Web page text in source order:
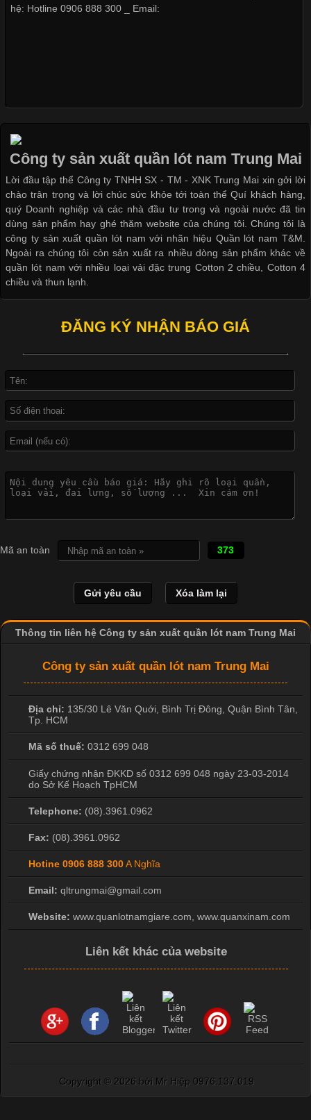
Các Form Áo Thun Phổ Biến Hiện Nay Và Xu Hướng Trong
Ngành May Mặc Áo thun là một trong những trang phục quen
thuộc và được sử dụng phổ biến nhất hiện nay. Không chỉ đa
dạng về màu sắc hay chất liệu, áo thun còn có nhiều form dáng
khác nhau để phù hợp với từng phong cách thời trang và nhu
cầu
Khám Phá Áo Phông Trang Phục Phổ Biến Nhất Hiện Nay
Áo phông là một trong những trang phục phổ biến nhất trong
Không chỉ xuất hiện trong thời trang thường ngày, áo phông còn
được ứng dụng rộng rãi trong ngành sản xuất may mặc, đặc
biệt là các sản phẩm từ vải thun. Hiện nay,
Đại
Cập nhật 2026-04-21 15:41:03
In Chuyển Nhiệt Là Gì? Công Nghệ In Hiện Đại Trong Ngành
May Mặc Trong ngành in ấn và thời trang, in chuyển nhiệt đang
hình ảnh sắc nét và bền màu. Đặc biệt, kỹ thuật này được ứng
dụng rộng rãi trong sản xuất áo thun, đồ thể thao
hệ: Hotline 0906 888 300 _ Email:
Công ty sản xuất quần lót nam Trung Mai
Lời đầu tập thể Công ty TNHH SX - TM - XNK Trung Mai xin gởi lời
chào trân trọng và lời chúc sức khỏe tới toàn thể Quí khách hàng,
quý Doanh nghiệp và các nhà đầu tư trong và ngoài nước đã tin
dùng sản phẩm hay ghé thăm website của chúng tôi. Chúng tôi là
công ty sản xuất quần lót nam với nhãn hiệu Quần lót nam T&M.
Ngoài ra chúng tôi còn sản xuất ra nhiều dòng sản phẩm khác về
quần lót nam với nhiều loại vải đặc trung Cotton 2 chiều, Cotton 4
chiều và thun lạnh.
ĐĂNG KÝ NHẬN BÁO GIÁ
Mã an toàn 373
Thông tin liên hệ Công ty sản xuất quần lót nam Trung Mai
Công ty sản xuất quần lót nam Trung Mai
Địa chỉ: 135/30 Lê Văn Quới, Bình Trị Đông, Quận Bình Tân,
Tp. HCM
Mã số thuế: 0312 699 048
Giấy chứng nhận ĐKKD số 0312 699 048 ngày 23-03-2014
do Sở Kế Hoạch TpHCM
Telephone: (08).3961.0962
Fax: (08).3961.0962
Hotine 0906 888 300A Nghĩa
Email: qltrungmai@gmail.com
Website: www.quanlotnamgiare.com, www.quanxinam.com
Liên kết khác của website
Copyright © 2026 bởi Mr Hiệp 0976.137.019